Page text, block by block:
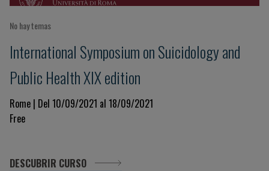
No hay temas
International Symposium on Suicidology and
Public Health XIX edition
Rome | Del 10/09/2021 al 18/09/2021
Free
DESCUBRIR CURSO